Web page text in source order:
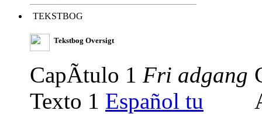
TEKSTBOG
Tekstbog Oversigt
CapÃ­tulo 1 Fri adgang
Texto 1 Español tu